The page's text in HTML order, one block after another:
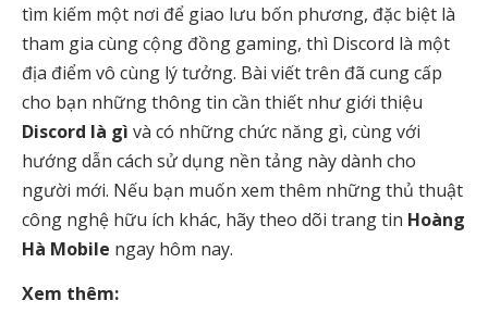
tìm kiếm một nơi để giao lưu bốn phương, đặc biệt là
tham gia cùng cộng đồng gaming, thì Discord là một
địa điểm vô cùng lý tưởng. Bài viết trên đã cung cấp
cho bạn những thông tin cần thiết như giới thiệu
Discord là gì và có những chức năng gì, cùng với
hướng dẫn cách sử dụng nền tảng này dành cho
người mới. Nếu bạn muốn xem thêm những thủ thuật
công nghệ hữu ích khác, hãy theo dõi trang tin Hoàng
Hà Mobile ngay hôm nay.
Xem thêm: